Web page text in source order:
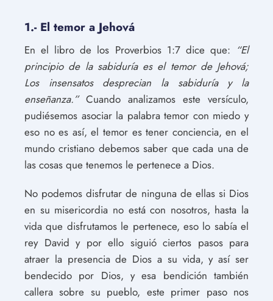
1.- El temor a Jehová
En el libro de los Proverbios 1:7 dice que: “El
principio de la sabiduría es el temor de Jehová;
Los insensatos desprecian la sabiduría y la
enseñanza.”Cuando analizamos este versículo,
pudiésemos asociar la palabra temor con miedo y
eso no es así, el temor es tener conciencia, en el
mundo cristiano debemos saber que cada una de
las cosas que tenemos le pertenece a Dios.
No podemos disfrutar de ninguna de ellas si Dios
en su misericordia no está con nosotros, hasta la
vida que disfrutamos le pertenece, eso lo sabía el
rey David y por ello siguió ciertos pasos para
atraer la presencia de Dios a su vida, y así ser
bendecido por Dios, y esa bendición también
callera sobre su pueblo, este primer paso nos